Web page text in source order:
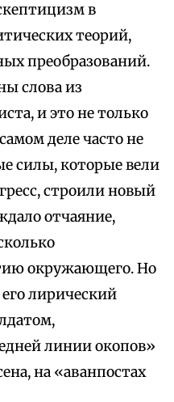
в
теорий,
преобразований.
слова из
и это не только
деле часто не
силы, которые вели
строили новый
отчаяние,
окружающего. Но
лирический
линии окопов»
на «аванпостах